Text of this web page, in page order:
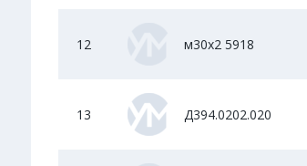
12 м30х2 5918
13 Д394.0202.020